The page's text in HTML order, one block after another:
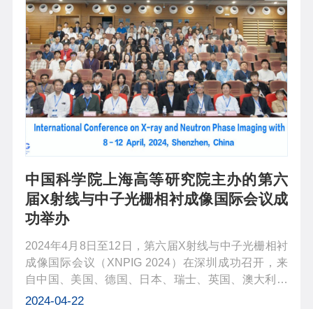
中国科学院上海高等研究院主办的第六
届X射线与中子光栅相衬成像国际会议成
功举办
2024年4月8日至12日，第六届X射线与中子光栅相衬
成像国际会议（XNPIG 2024）在深圳成功召开，来
自中国、美国、德国、日本、瑞士、英国、澳大利亚
等12个国家、120多位世界顶尖成像专家和学者参
2024-04-22